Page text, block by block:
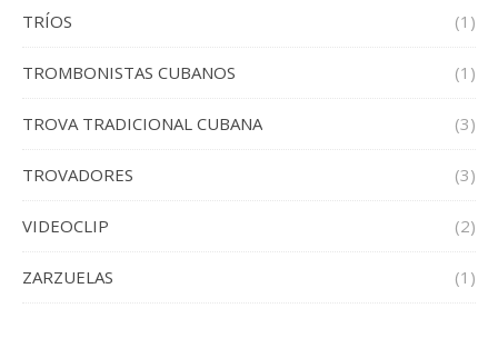
TRÍOS (1)
TROMBONISTAS CUBANOS (1)
TROVA TRADICIONAL CUBANA (3)
TROVADORES (3)
VIDEOCLIP (2)
ZARZUELAS (1)